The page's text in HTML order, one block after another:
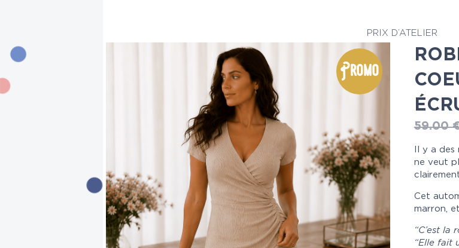
PRIX D’ATELIER
Promo
59.00
Il y a
ne veut
Cet
marron,
“C’est la
“Elle fait